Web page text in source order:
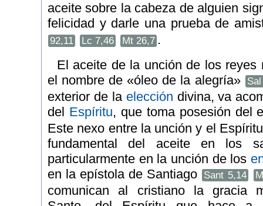
aceite sobre la cabeza de alguien
felicidad y darle una prueba de
92,11 Lc 7,46 Mt 26,7 .
El aceite de la unción de los reyes
el nombre de «óleo de la alegría»
exterior de la elección divina, va
del Espíritu, que toma posesión del
Este nexo entre la unción y el
fundamental del aceite en los
particularmente en la unción de los
en la epístola de Santiago
Sant 5,14
comunican al cristiano la gracia